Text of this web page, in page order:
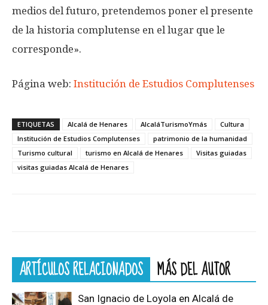
medios del futuro, pretendemos poner el presente
de la historia complutense en el lugar que le
corresponde».
Página web: Institución de Estudios Complutenses
ETIQUETAS Alcalá de Henares AlcaláTurismoYmás
Cultura
Institución de Estudios Complutenses
patrimonio de la humanidad
Turismo cultural
turismo en Alcalá de Henares
Visitas guiadas
visitas guiadas Alcalá de Henares
ARTÍCULOS RELACIONADOS MÁS DEL AUTOR
San Ignacio de Loyola en Alcalá de